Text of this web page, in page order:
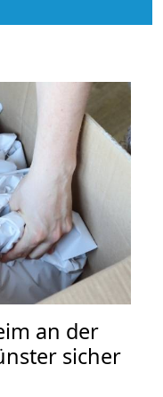
an der
sicher